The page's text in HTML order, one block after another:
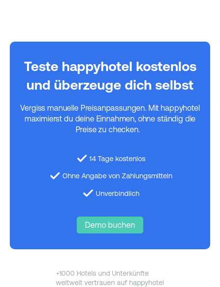
Teste happyhotel kostenlos
und überzeuge dich selbst
Vergiss manuelle Preisanpassungen. Mit happyhotel
maximierst du deine Einnahmen, ohne ständig die
Preise zu checken.
14 Tage kostenlos
Ohne Angabe von Zahlungsmitteln
Unverbindlich
Demo buchen
+1000 Hotels und Unterkünfte
weltweit vertrauen auf happyhotel